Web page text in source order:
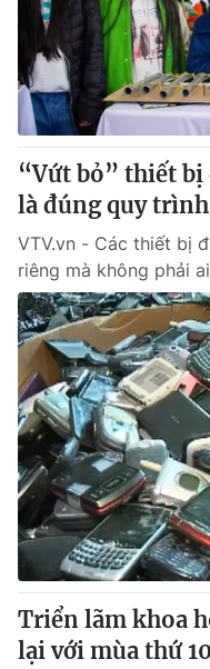
Tin tức
Thế giới đó đây
Câu chuyện quốc tế
Kinh tế
Tài chính
Thị trường
Góc doanh nghiệp
Dữ liệu và đời sống
Truyền hình
Phim VTV
Hậu trường
Nhân vật
Khán giả
Giải sao mai
Giải trí
Điện ảnh
Âm nhạc
Sao
Đời sống
Du lịch
Làm đẹp
Chất lượng cuộc sống
Giáo dục
Tuyển sinh
Học trực tuyến
Công nghệ
Hitech Công nghệ
Sản phẩm
Thị trường
Tư vấn
Giao lưu trực tuyến
Lịch phát sóng
Chuyên mục khác
“Vứt bỏ” thiết
là đúng quy trình
VTV.vn - Các thiết bị
riêng mà không phải
Triển lãm khoa
lại với mùa thứ 10